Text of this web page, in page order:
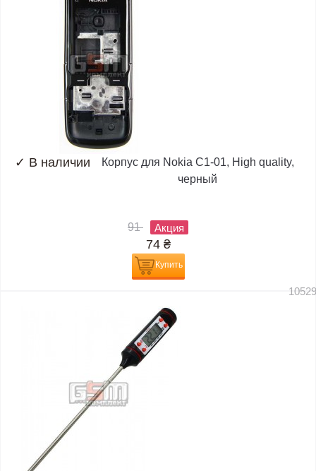
✓ В наличии
Корпус для Nokia C1-01, High quality,
черный
91 Акция
74 ₴
Купить